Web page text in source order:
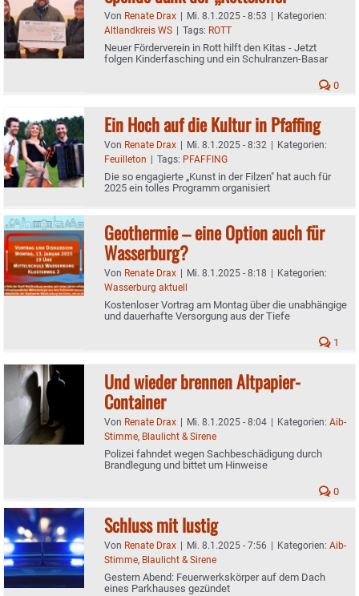
Von Renate Drax | Mi. 8.1.2025 - 8:53 | Kategorien:
Altlandkreis WS | Tags: ROTT
Neuer Förderverein in Rott hilft den Kitas - Jetzt
folgen Kinderfasching und ein Schulranzen-Basar
0
Ein Hoch auf die Kultur in Pfaffing
Von Renate Drax | Mi. 8.1.2025 - 8:32 | Kategorien:
Feuilleton | Tags: PFAFFING
Die so engagierte „Kunst in der Filzen" hat auch für
2025 ein tolles Programm organisiert
Geothermie – eine Option auch für
Wasserburg?
Von Renate Drax | Mi. 8.1.2025 - 8:18 | Kategorien:
Wasserburg aktuell
Kostenloser Vortrag am Montag über die unabhängige
und dauerhafte Versorgung aus der Tiefe
1
Und wieder brennen Altpapier-
Container
Von Renate Drax | Mi. 8.1.2025 - 8:04 | Kategorien: Aib-
Stimme, Blaulicht & Sirene
Polizei fahndet wegen Sachbeschädigung durch
Brandlegung und bittet um Hinweise
0
Schluss mit lustig
Von Renate Drax | Mi. 8.1.2025 - 7:56 | Kategorien: Aib-
Stimme, Blaulicht & Sirene
Gestern Abend: Feuerwerkskörper auf dem Dach
eines Parkhauses gezündet